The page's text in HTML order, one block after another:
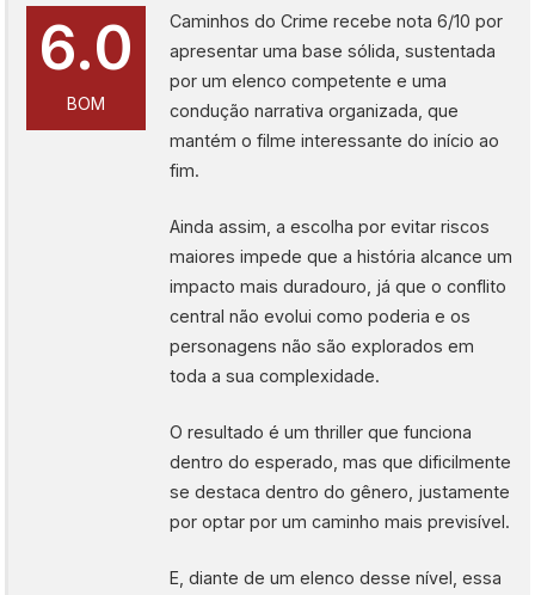
6.0
BOM
Caminhos do Crime recebe nota 6/10 por
apresentar uma base sólida, sustentada
por um elenco competente e uma
condução narrativa organizada, que
mantém o filme interessante do início ao
fim.
Ainda assim, a escolha por evitar riscos
maiores impede que a história alcance um
impacto mais duradouro, já que o conflito
central não evolui como poderia e os
personagens não são explorados em
toda a sua complexidade.
O resultado é um thriller que funciona
dentro do esperado, mas que dificilmente
se destaca dentro do gênero, justamente
por optar por um caminho mais previsível.
E, diante de um elenco desse nível, essa